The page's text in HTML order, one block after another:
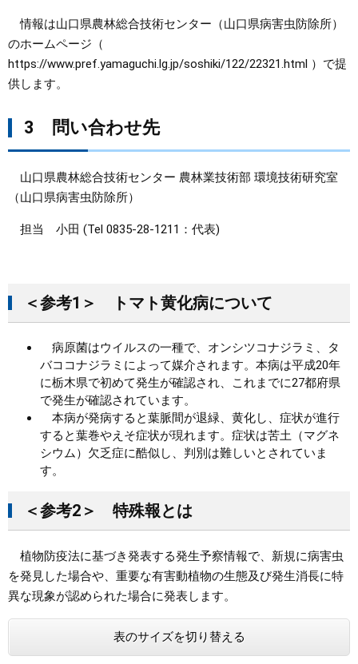
情報は山口県農林総合技術センター（山口県病害虫防除所）
のホームページ（
https://www.pref.yamaguchi.lg.jp/soshiki/122/22321.html ）で提
供します。
3 問い合わせ先
山口県農林総合技術センター 農林業技術部 環境技術研究室
（山口県病害虫防除所）
担当 小田 (Tel 0835-28-1211：代表)
＜参考1＞ トマト黄化病について
病原菌はウイルスの一種で、オンシツコナジラミ、タ
バココナジラミによって媒介されます。本病は平成20年
に栃木県で初めて発生が確認され、これまでに27都府県
で発生が確認されています。
本病が発病すると葉脈間が退緑、黄化し、症状が進行
すると葉巻やえそ症状が現れます。症状は苦土（マグネ
シウム）欠乏症に酷似し、判別は難しいとされていま
す。
＜参考2＞ 特殊報とは
植物防疫法に基づき発表する発生予察情報で、新規に病害虫
を発見した場合や、重要な有害動植物の生態及び発生消長に特
異な現象が認められた場合に発表します。
表のサイズを切り替える